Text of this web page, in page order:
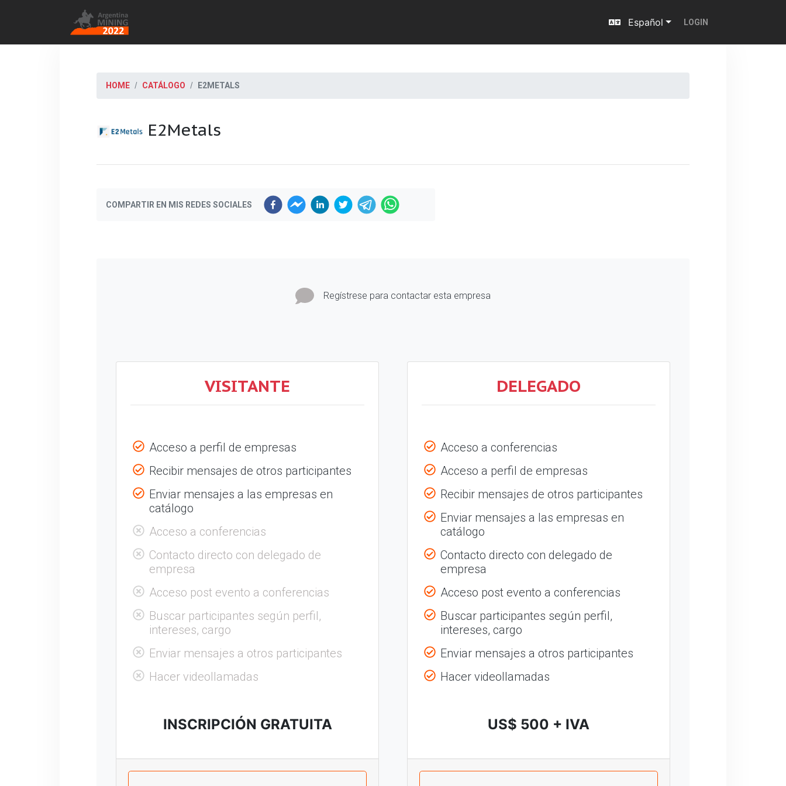
Español LOGIN
HOME CATÁLOGO E2METALS
E2Metals
COMPARTIR EN MIS REDES SOCIALES
Regístrese para contactar esta empresa
VISITANTE
Acceso a perfil de empresas
Recibir mensajes de otros participantes
Enviar mensajes a las empresas en
catálogo
Acceso a conferencias
Contacto directo con delegado de
empresa
Acceso post evento a conferencias
Buscar participantes según perfil,
intereses, cargo
Enviar mensajes a otros participantes
Hacer videollamadas
INSCRIPCIÓN GRATUITA
DELEGADO
Acceso a conferencias
Acceso a perfil de empresas
Recibir mensajes de otros participantes
Enviar mensajes a las empresas en
catálogo
Contacto directo con delegado de
empresa
Acceso post evento a conferencias
Buscar participantes según perfil,
intereses, cargo
Enviar mensajes a otros participantes
Hacer videollamadas
US$ 500 + IVA